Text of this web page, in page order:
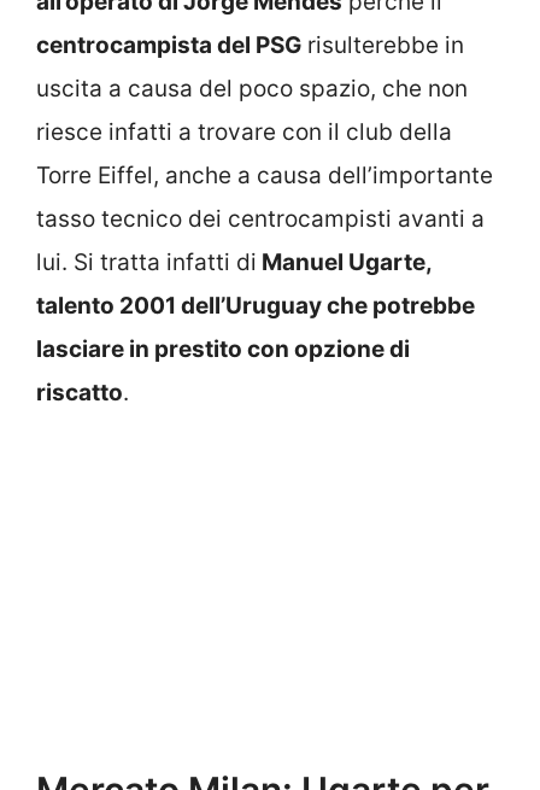
centrocampista del PSG risulterebbe in
uscita a causa del poco spazio, che non
riesce infatti a trovare con il club della
Torre Eiffel, anche a causa dell’importante
tasso tecnico dei centrocampisti avanti a
lui. Si tratta infatti di Manuel Ugarte,
talento 2001 dell’Uruguay che potrebbe
lasciare in prestito con opzione di
riscatto.